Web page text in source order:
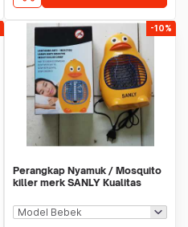
-10%
Perangkap Nyamuk / Mosquito
killer merk SANLY Kualitas